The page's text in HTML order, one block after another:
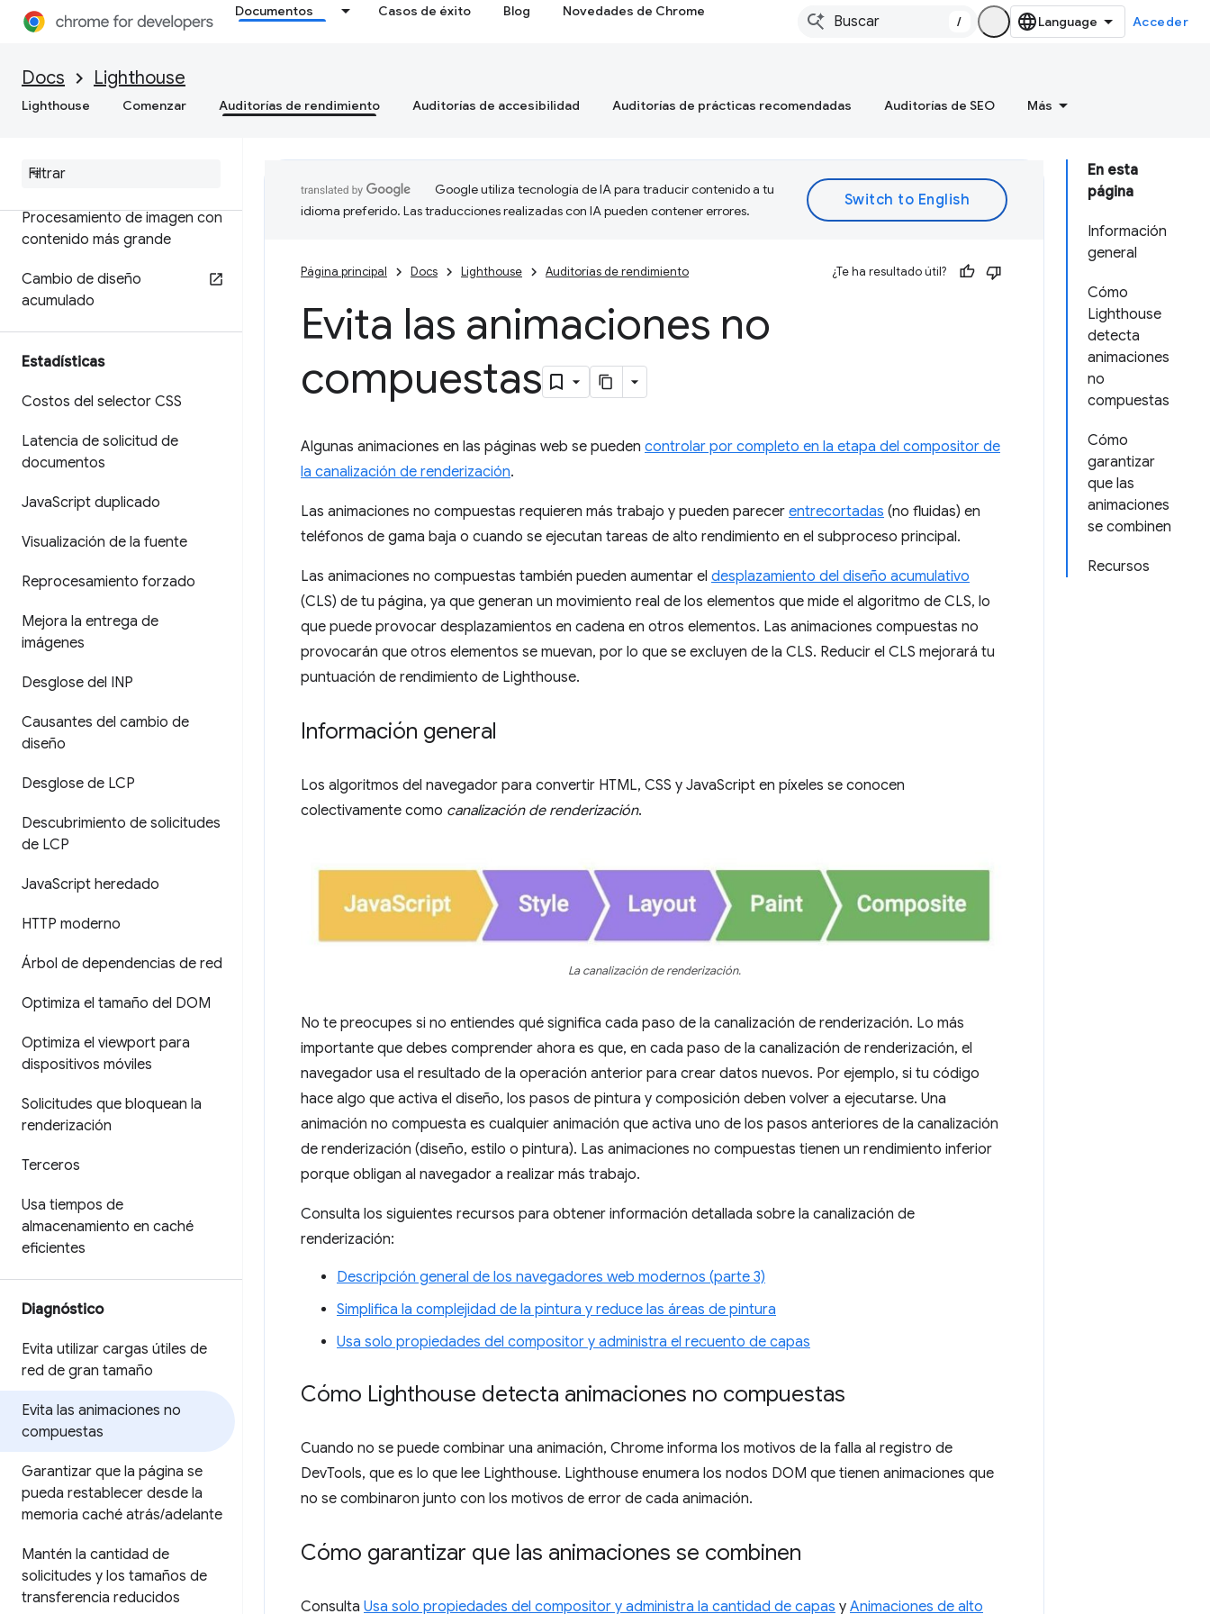
Documentos Casos de éxito Blog Novedades de Chrome
/ Acceder
Docs Lighthouse
Lighthouse Comenzar Auditorías de rendimiento Auditorías de accesibilidad Auditorías de prácticas recomendadas Auditorías de SEO Más
Métricas
Primer procesamiento de
imagen con contenido
Tiempo de bloqueo total
Procesamiento de imagen con
contenido más grande
Cambio de diseño
acumulado
Estadísticas
Costos del selector CSS
Latencia de solicitud de
documentos
JavaScript duplicado
Visualización de la fuente
Reprocesamiento forzado
Mejora la entrega de
imágenes
Desglose del INP
Causantes del cambio de
diseño
Desglose de LCP
Descubrimiento de solicitudes
de LCP
JavaScript heredado
HTTP moderno
Árbol de dependencias de red
Optimiza el tamaño del DOM
Optimiza el viewport para
dispositivos móviles
Solicitudes que bloquean la
renderización
Terceros
Usa tiempos de
almacenamiento en caché
eficientes
Diagnóstico
Evita utilizar cargas útiles de
red de gran tamaño
Evita las animaciones no
compuestas
Garantizar que la página se
pueda restablecer desde la
memoria caché atrás/adelante
Mantén la cantidad de
solicitudes y los tamaños de
transferencia reducidos
En esta
página
Información
general
Cómo
Lighthouse
detecta
animaciones
no
compuestas
Cómo
garantizar
que las
animaciones
se combinen
Recursos
Google utiliza tecnología de IA para traducir contenido a tu
idioma preferido. Las traducciones realizadas con IA pueden contener errores.
Página principal Docs Lighthouse Auditorías de rendimiento ¿Te ha resultado útil?
Evita las animaciones no
compuestas
Algunas animaciones en las páginas web se pueden controlar por completo en la etapa del compositor de
la canalización de renderización.
Las animaciones no compuestas requieren más trabajo y pueden parecer entrecortadas (no fluidas) en
teléfonos de gama baja o cuando se ejecutan tareas de alto rendimiento en el subproceso principal.
Las animaciones no compuestas también pueden aumentar el desplazamiento del diseño acumulativo
(CLS) de tu página, ya que generan un movimiento real de los elementos que mide el algoritmo de CLS, lo
que puede provocar desplazamientos en cadena en otros elementos. Las animaciones compuestas no
provocarán que otros elementos se muevan, por lo que se excluyen de la CLS. Reducir el CLS mejorará tu
puntuación de rendimiento de Lighthouse.
Información general
Los algoritmos del navegador para convertir HTML, CSS y JavaScript en píxeles se conocen
colectivamente como canalización de renderización.
La canalización de renderización.
No te preocupes si no entiendes qué significa cada paso de la canalización de renderización. Lo más
importante que debes comprender ahora es que, en cada paso de la canalización de renderización, el
navegador usa el resultado de la operación anterior para crear datos nuevos. Por ejemplo, si tu código
hace algo que activa el diseño, los pasos de pintura y composición deben volver a ejecutarse. Una
animación no compuesta es cualquier animación que activa uno de los pasos anteriores de la canalización
de renderización (diseño, estilo o pintura). Las animaciones no compuestas tienen un rendimiento inferior
porque obligan al navegador a realizar más trabajo.
Consulta los siguientes recursos para obtener información detallada sobre la canalización de
renderización:
Descripción general de los navegadores web modernos (parte 3)
Simplifica la complejidad de la pintura y reduce las áreas de pintura
Usa solo propiedades del compositor y administra el recuento de capas
Cómo Lighthouse detecta animaciones no compuestas
Cuando no se puede combinar una animación, Chrome informa los motivos de la falla al registro de
DevTools, que es lo que lee Lighthouse. Lighthouse enumera los nodos DOM que tienen animaciones que
no se combinaron junto con los motivos de error de cada animación.
Cómo garantizar que las animaciones se combinen
Consulta Usa solo propiedades del compositor y administra la cantidad de capas y Animaciones de alto